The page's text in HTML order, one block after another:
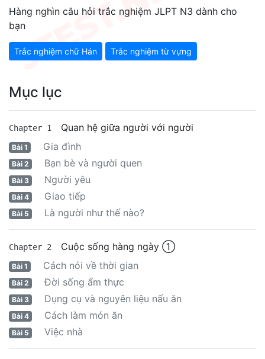
Hàng nghìn câu hỏi trắc nghiệm JLPT N3 dành cho
bạn
Trắc nghiệm chữ Hán Trắc nghiệm từ vựng
Mục lục
Chapter 1 Quan hệ giữa người với người
Bài 1 Gia đình
Bài 2 Bạn bè và người quen
Bài 3 Người yêu
Bài 4 Giao tiếp
Bài 5 Là người như thế nào?
Chapter 2 Cuộc sống hàng ngày ①
Bài 1 Cách nói về thời gian
Bài 2 Đời sống ẩm thực
Bài 3 Dụng cụ và nguyên liệu nấu ăn
Bài 4 Cách làm món ăn
Bài 5 Việc nhà